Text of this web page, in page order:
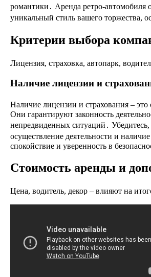
романтики․ Аренда ретро-автомобиля
уникальный стиль вашего торжества,
Критерии выбора
Лицензия, страховка, автопарк,
Наличие лицензии и
Наличие лицензии и страхования –
Они гарантируют законность
непредвиденных ситуаций․
осуществление деятельности и
спокойствие и уверенность в
Стоимость аренды и
Цена, водитель, декор – влияют на